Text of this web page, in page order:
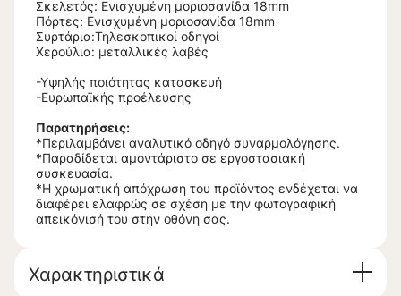
Σκελετός: Ενισχυμένη μοριοσανίδα 18mm
Πόρτες: Ενισχυμένη μοριοσανίδα 18mm
Συρτάρια:Τηλεσκοπικοί οδηγοί
Χερούλια: μεταλλικές λαβές
-Υψηλής ποιότητας κατασκευή
-Ευρωπαϊκής προέλευσης
Παρατηρήσεις:
*Περιλαμβάνει αναλυτικό οδηγό συναρμολόγησης.
*Παραδίδεται αμοντάριστο σε εργοστασιακή
συσκευασία.
*Η χρωματική απόχρωση του προϊόντος ενδέχεται να
διαφέρει ελαφρώς σε σχέση με την φωτογραφική
απεικόνισή του στην οθόνη σας.
Χαρακτηριστικά